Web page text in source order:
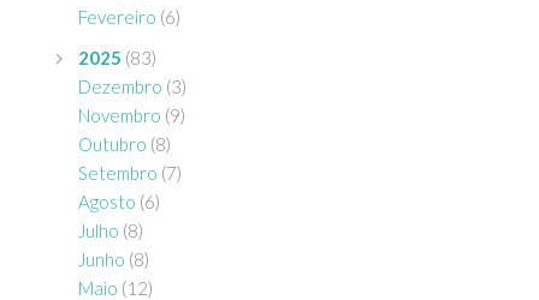
Fevereiro (6)
2025 (83)
Dezembro (3)
Novembro (9)
Outubro (8)
Setembro (7)
Agosto (6)
Julho (8)
Junho (8)
Maio (12)